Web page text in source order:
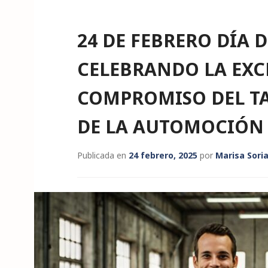
24 DE FEBRERO DÍA
CELEBRANDO LA
COMPROMISO DEL
DE LA AUTOMOCIÓN
Publicada en 24 febrero, 2025 por Marisa